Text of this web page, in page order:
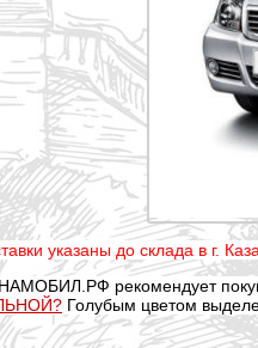
указаны до склада в г.
рекомендует
Голубым цветом